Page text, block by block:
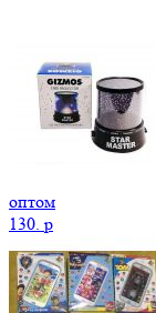
оптом
130. p